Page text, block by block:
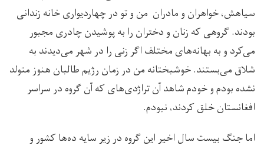
سیاهش، خواهران و مادران من و تو در چهاردیواری خانه زندانی
بودند. گروهی که زنان و دختران را به پوشیدن چادری مجبور
می‌کرد و به بهانه‌های مختلف اگر زنی را در شهر می‌دیدند به
شلاق می‌بستند. خوشبختانه من در زمان رژیم طالبان هنوز متولد
نشده بودم و خودم شاهد آن تراژدی‌های که آن گروه در سراسر
افغانستان خلق کردند، نبودم.
اما جنگ بیست سال اخیر این گروه در زیر سایه ده‌ها کشور و